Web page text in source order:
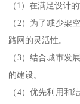
（1）在满足设计
（2）为了减少架
路网的灵活性。
（3）结合城市发
的建设。
（4）优先利用和